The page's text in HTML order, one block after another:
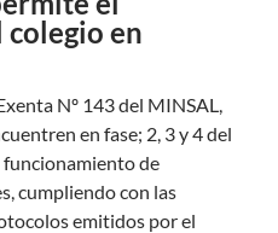
en
Nº 143 del MINSAL,
en fase; 2, 3 y 4 del
funcionamiento de
cumpliendo con las
emitidos por el